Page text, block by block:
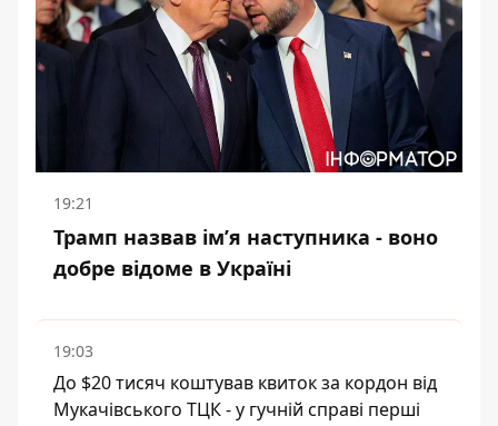
19:21
Трамп назвав імʼя наступника - воно
добре відоме в Україні
19:03
До $20 тисяч коштував квиток за кордон від
Мукачівського ТЦК - у гучній справі перші